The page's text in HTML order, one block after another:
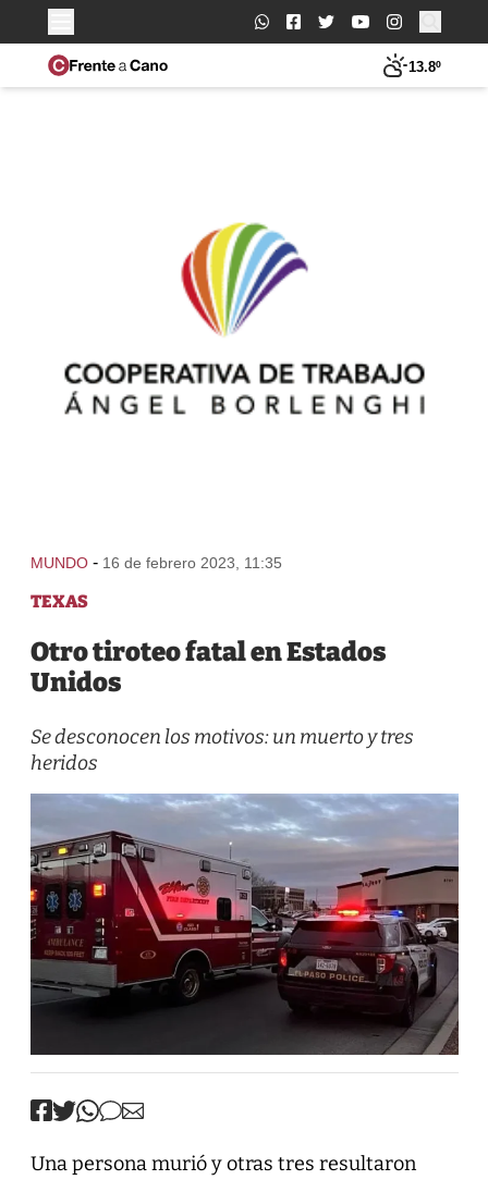
Buscar:
13.8º
MUNDO - 16 de febrero 2023, 11:35
TEXAS
Otro tiroteo fatal en Estados
Unidos
Se desconocen los motivos: un muerto y tres
heridos
Una persona murió y otras tres resultaron